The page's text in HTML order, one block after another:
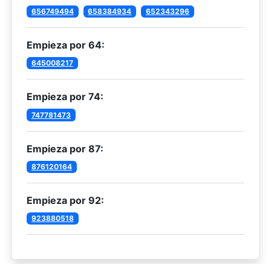
656749494 658384934 652343296
Empieza por 64:
645008217
Empieza por 74:
747781473
Empieza por 87:
876120164
Empieza por 92:
923880518